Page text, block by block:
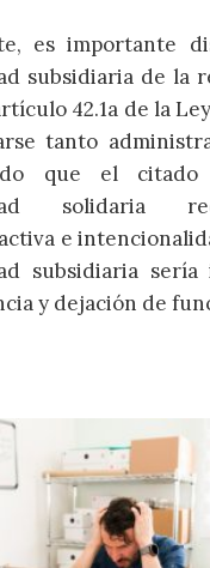
es importante
subsidiaria de la
42.1a de la
tanto
que el citado
solidaria
e
subsidiaria
y dejación de